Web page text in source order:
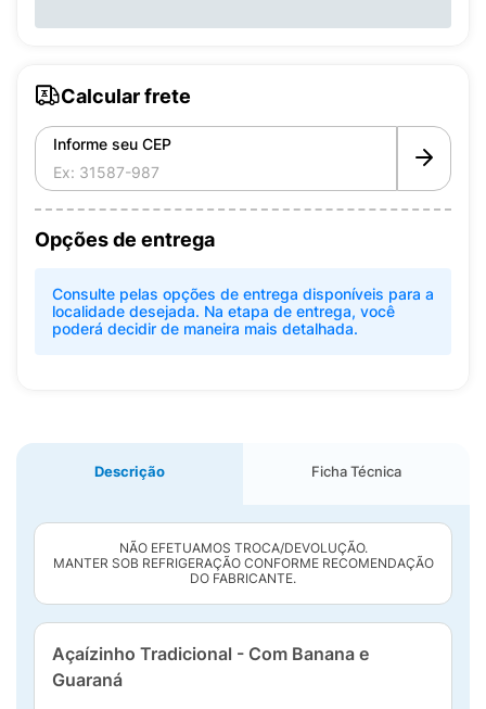
Calcular frete
Informe seu CEP
Opções de entrega
Consulte pelas opções de entrega disponíveis para a
localidade desejada. Na etapa de entrega, você
poderá decidir de maneira mais detalhada.
Descrição Ficha Técnica
NÃO EFETUAMOS TROCA/DEVOLUÇÃO.
MANTER SOB REFRIGERAÇÃO CONFORME RECOMENDAÇÃO
DO FABRICANTE.
Açaízinho Tradicional - Com Banana e
Guaraná